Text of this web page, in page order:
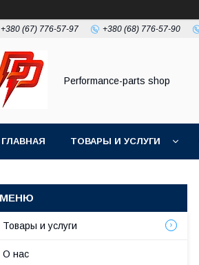
+380 (67) 776-57-97 +380 (68) 776-57-90
Performance-parts shop
ГЛАВНАЯ ТОВАРЫ И УСЛУГИ
Товары и услуги
О нас